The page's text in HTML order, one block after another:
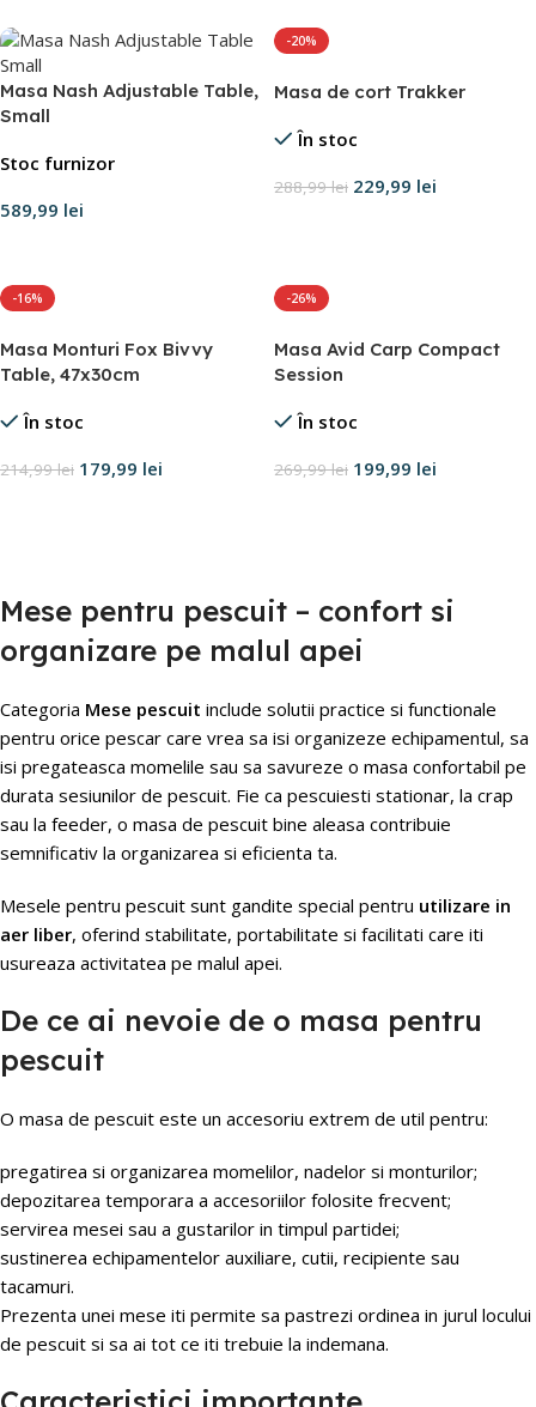
Masa Nash Adjustable Table,
Small
Stoc furnizor
589,99 lei
-20%
Masa de cort Trakker
În stoc
288,99lei 229,99 lei
-16%
Masa Monturi Fox Bivvy
Table, 47x30cm
În stoc
214,99lei 179,99 lei
-26%
Masa Avid Carp Compact
Session
În stoc
269,99lei 199,99 lei
Mese pentru pescuit – confort si
organizare pe malul apei
Categoria Mese pescuit include solutii practice si functionale
pentru orice pescar care vrea sa isi organizeze echipamentul, sa
isi pregateasca momelile sau sa savureze o masa confortabil pe
durata sesiunilor de pescuit. Fie ca pescuiesti stationar, la crap
sau la feeder, o masa de pescuit bine aleasa contribuie
semnificativ la organizarea si eficienta ta.
Mesele pentru pescuit sunt gandite special pentru utilizare in
aer liber, oferind stabilitate, portabilitate si facilitati care iti
usureaza activitatea pe malul apei.
De ce ai nevoie de o masa pentru
pescuit
O masa de pescuit este un accesoriu extrem de util pentru:
pregatirea si organizarea momelilor, nadelor si monturilor;
depozitarea temporara a accesoriilor folosite frecvent;
servirea mesei sau a gustarilor in timpul partidei;
sustinerea echipamentelor auxiliare, cutii, recipiente sau
tacamuri.
Prezenta unei mese iti permite sa pastrezi ordinea in jurul locului
de pescuit si sa ai tot ce iti trebuie la indemana.